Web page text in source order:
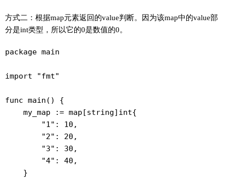
方式二：根据map元素返回的value判断。因为该map中的value部
分是int类型，所以它的0是数值的0。
package main
import "fmt"
func main() {
    my_map := map[string]int{
        "1": 10,
        "2": 20,
        "3": 30,
        "4": 40,
    }